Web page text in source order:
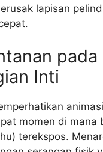
lapisan
pada
Inti
momen di mana
terekspos.